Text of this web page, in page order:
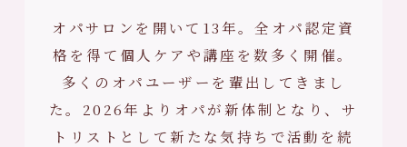
オパサロンを開いて13年。全オパ認定資
格を得て個人ケアや講座を数多く開催。
多くのオパユーザーを輩出してきまし
た。2026年よりオパが新体制となり、サ
トリストとして新たな気持ちで活動を続